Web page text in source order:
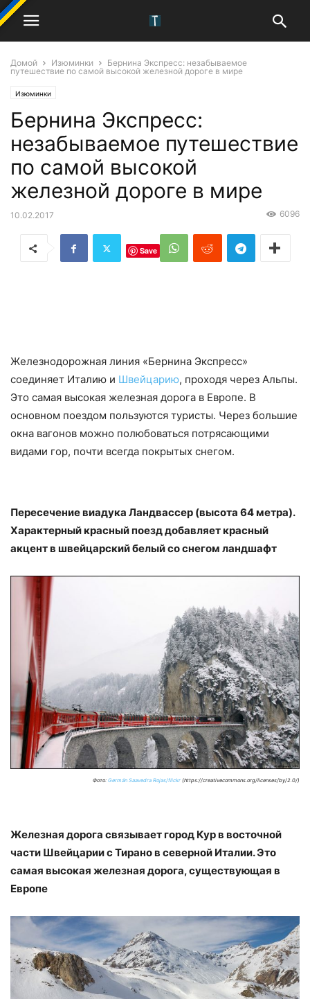
Домой Изюминки
Бернина Экспресс: незабываемое
путешествие по самой высокой железной дороге в мире
Изюминки
Бернина Экспресс:
незабываемое путешествие
по самой высокой
железной дороге в мире
10.02.2017 6096
Save
Железнодорожная линия «Бернина Экспресс»
соединяет Италию и Швейцарию, проходя через Альпы.
Это самая высокая железная дорога в Европе. В
основном поездом пользуются туристы. Через большие
окна вагонов можно полюбоваться потрясающими
видами гор, почти всегда покрытых снегом.
Пересечение виадука Ландвассер (высота 64 метра).
Характерный красный поезд добавляет красный
акцент в швейцарский белый со снегом ландшафт
Фото: Germán Saavedra Rojas/flickr (https://creativecommons.org/licenses/by/2.0/)
Железная дорога связывает город Кур в восточной
части Швейцарии с Тирано в северной Италии. Это
самая высокая железная дорога, существующая в
Европе